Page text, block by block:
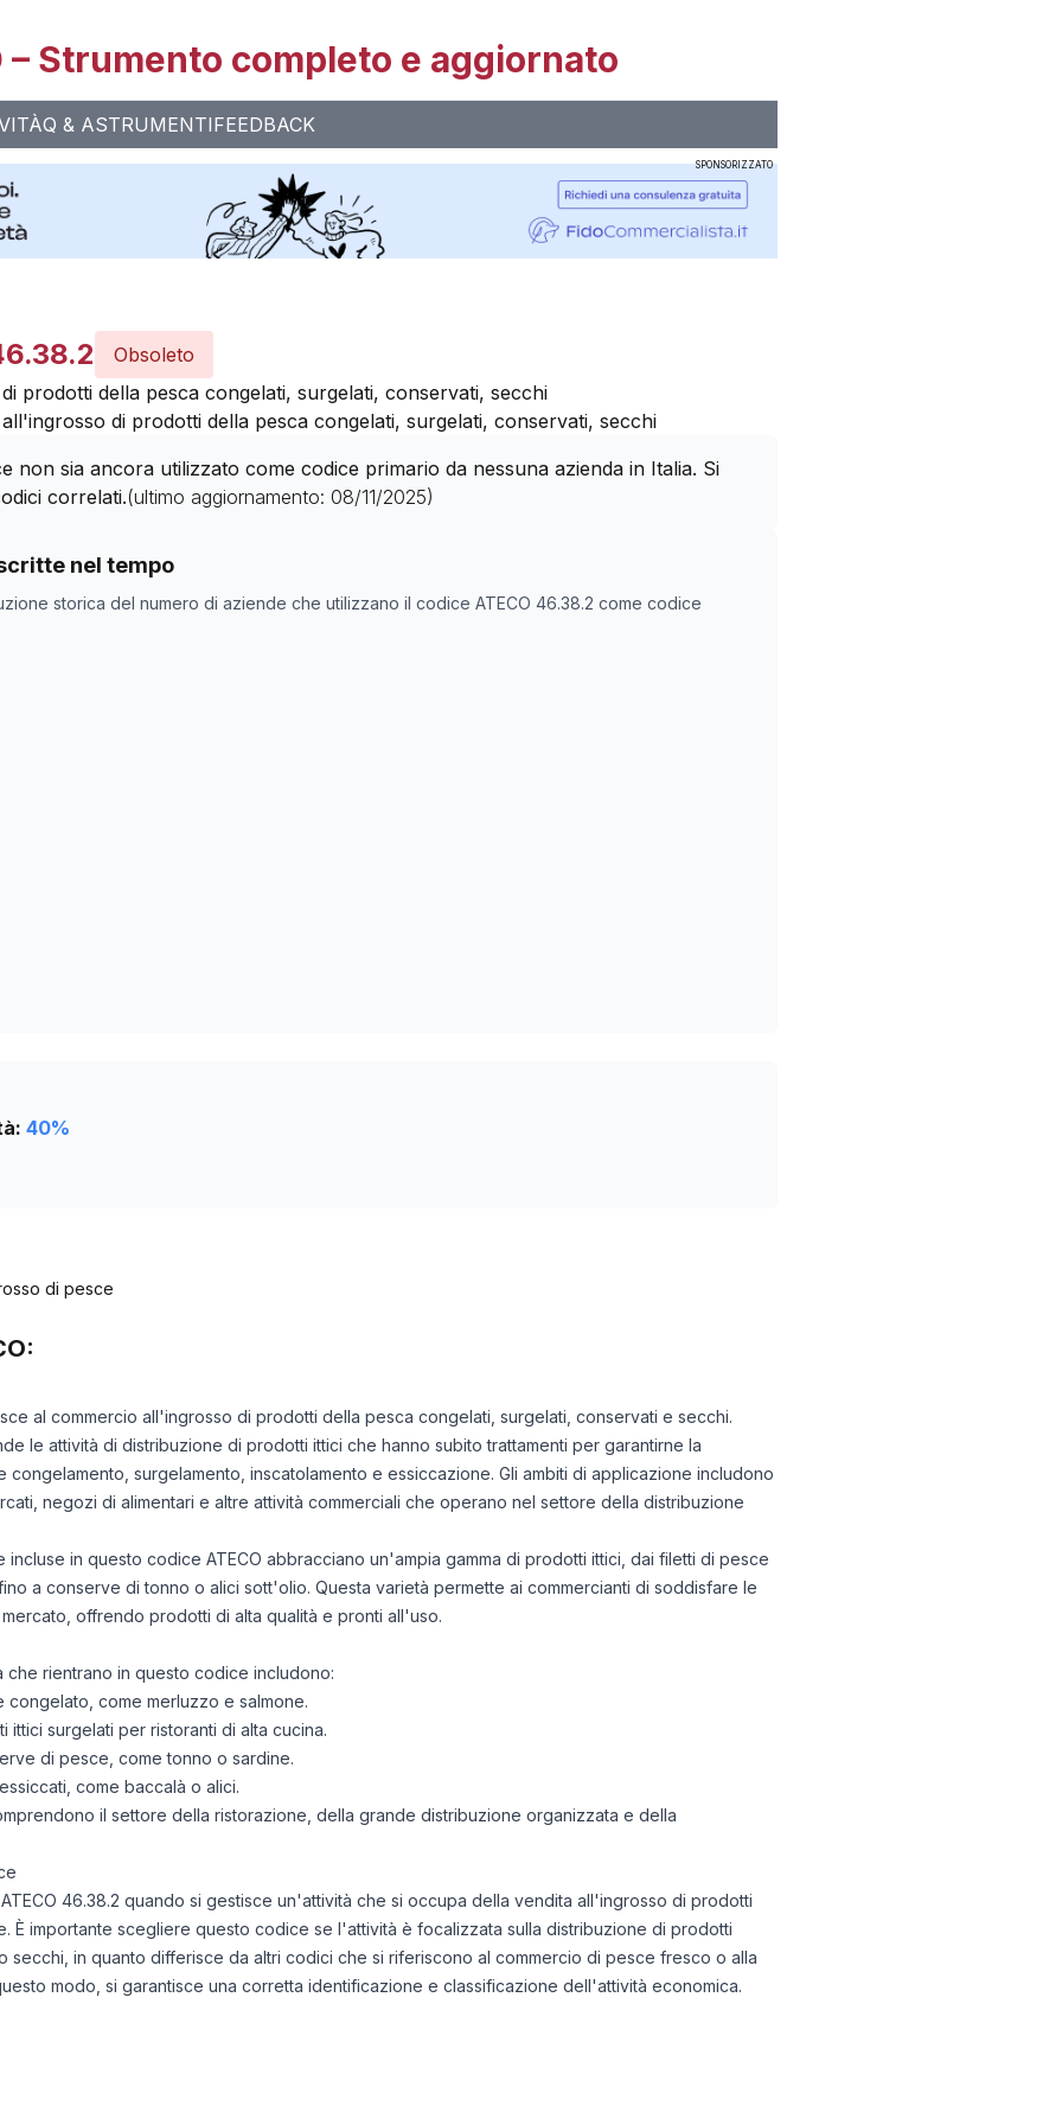
– Strumento completo e aggiornato
Q & ASTRUMENTIFEEDBACK
SPONSORIZZATO
Obsoleto
prodotti della pesca congelati, surgelati, conservati, secchi
di prodotti della pesca congelati, surgelati, conservati, secchi
non sia ancora utilizzato come codice primario da nessuna azienda in Italia. Si
correlati.(ultimo aggiornamento: 08/11/2025)
nel tempo
storica del numero di aziende che utilizzano il codice ATECO 46.38.2 come codice
con codice ATECO
Numero aziende
40%
di pesce
al commercio all'ingrosso di prodotti della pesca congelati, surgelati, conservati e secchi.
le attività di distribuzione di prodotti ittici che hanno subito trattamenti per garantirne la
surgelamento, inscatolamento e essiccazione. Gli ambiti di applicazione includono
negozi di alimentari e altre attività commerciali che operano nel settore della distribuzione
in questo codice ATECO abbracciano un'ampia gamma di prodotti ittici, dai filetti di pesce
a conserve di tonno o alici sott'olio. Questa varietà permette ai commercianti di soddisfare le
offrendo prodotti di alta qualità e pronti all'uso.
che rientrano in questo codice includono:
come merluzzo e salmone.
surgelati per ristoranti di alta cucina.
di pesce, come tonno o sardine.
come baccalà o alici.
il settore della ristorazione, della grande distribuzione organizzata e della
46.38.2 quando si gestisce un'attività che si occupa della vendita all'ingrosso di prodotti
È importante scegliere questo codice se l'attività è focalizzata sulla distribuzione di prodotti
secchi, in quanto differisce da altri codici che si riferiscono al commercio di pesce fresco o alla
modo, si garantisce una corretta identificazione e classificazione dell'attività economica.